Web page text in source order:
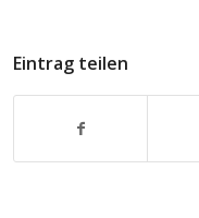
Eintrag teilen